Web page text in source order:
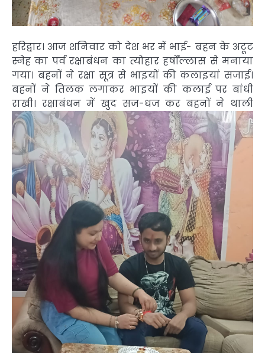
हरिद्वार। आज शनिवार को देश भर में भाई- बहन के अटूट
स्नेह का पर्व रक्षाबंधन का त्योहार हर्षोंल्लास से मनाया
गया। बहनों ने रक्षा सूत्र से भाइयों की कलाइयां सजाई।
बहनों ने तिलक लगाकर भाइयों की कलाई पर बांधी
राखी। रक्षाबंधन में खुद सज-धज कर बहनों ने थाली